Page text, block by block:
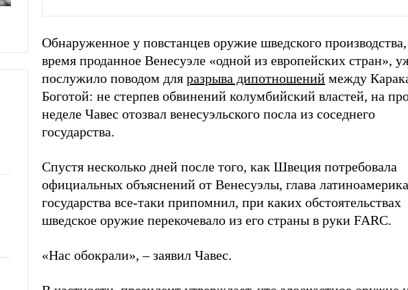
Обнаруженное у повстанцев оружие шведского производства,
время проданное Венесуэле «одной из европейских стран»,
послужило поводом для разрыва дипотношений между
Боготой: не стерпев обвинений колумбийский властей, на
неделе Чавес отозвал венесуэльского посла из соседнего
государства.
Спустя несколько дней после того, как Швеция потребовала
официальных объяснений от Венесуэлы, глава
государства все-таки припомнил, при каких обстоятельствах
шведское оружие перекочевало из его страны в руки FARC.
«Нас обокрали», – заявил Чавес.